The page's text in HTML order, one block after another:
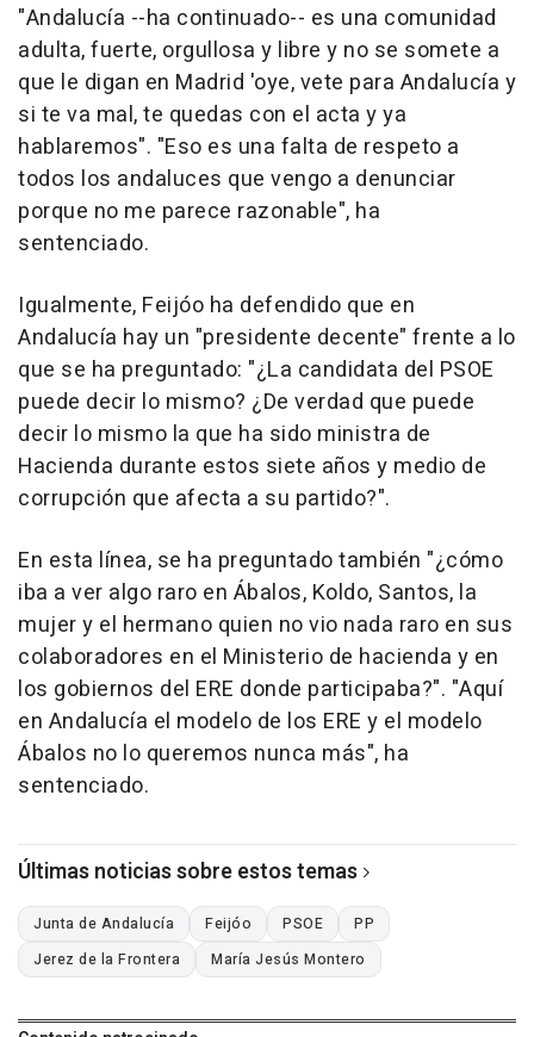
"Andalucía --ha continuado-- es una comunidad
adulta, fuerte, orgullosa y libre y no se somete a
que le digan en Madrid 'oye, vete para Andalucía y
si te va mal, te quedas con el acta y ya
hablaremos". "Eso es una falta de respeto a
todos los andaluces que vengo a denunciar
porque no me parece razonable", ha
sentenciado.
Igualmente, Feijóo ha defendido que en
Andalucía hay un "presidente decente" frente a lo
que se ha preguntado: "¿La candidata del PSOE
puede decir lo mismo? ¿De verdad que puede
decir lo mismo la que ha sido ministra de
Hacienda durante estos siete años y medio de
corrupción que afecta a su partido?".
En esta línea, se ha preguntado también "¿cómo
iba a ver algo raro en Ábalos, Koldo, Santos, la
mujer y el hermano quien no vio nada raro en sus
colaboradores en el Ministerio de hacienda y en
los gobiernos del ERE donde participaba?". "Aquí
en Andalucía el modelo de los ERE y el modelo
Ábalos no lo queremos nunca más", ha
sentenciado.
Últimas noticias sobre estos temas
Junta de Andalucía Feijóo PSOE
PP
Jerez de la Frontera
María Jesús Montero